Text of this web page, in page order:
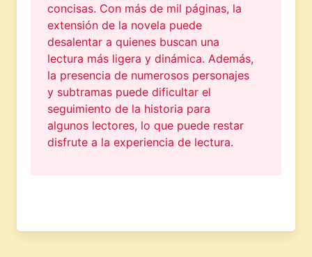
concisas. Con más de mil páginas, la
extensión de la novela puede
desalentar a quienes buscan una
lectura más ligera y dinámica. Además,
la presencia de numerosos personajes
y subtramas puede dificultar el
seguimiento de la historia para
algunos lectores, lo que puede restar
disfrute a la experiencia de lectura.